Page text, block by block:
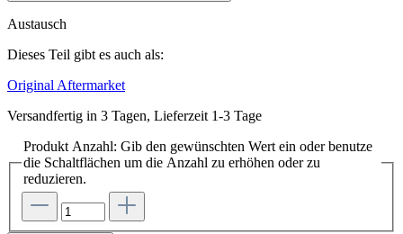
Austausch
Dieses Teil gibt es auch als:
Original Aftermarket
Versandfertig in 3 Tagen, Lieferzeit 1-3 Tage
Produkt Anzahl: Gib den gewünschten Wert ein oder benutze
die Schaltflächen um die Anzahl zu erhöhen oder zu
reduzieren.